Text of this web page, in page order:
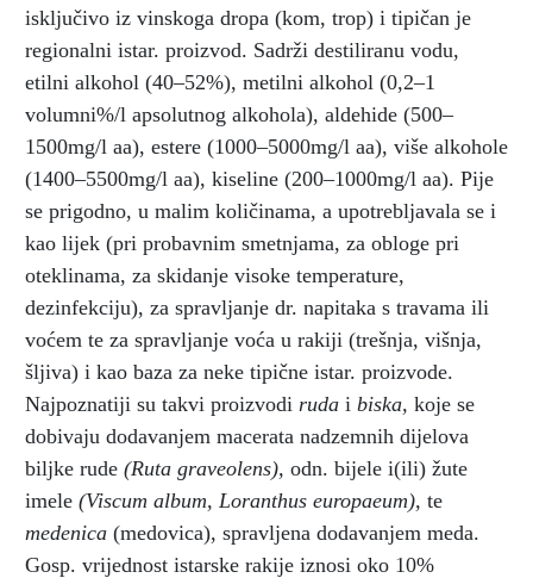
isključivo iz vinskoga dropa (kom, trop) i tipičan je
regionalni istar. proizvod. Sadrži destiliranu vodu,
etilni alkohol (40–52%), metilni alkohol (0,2–1
volumni%/l apsolutnog alkohola), aldehide (500–
1500mg/l aa), estere (1000–5000mg/l aa), više alkohole
(1400–5500mg/l aa), kiseline (200–1000mg/l aa). Pije
se prigodno, u malim količinama, a upotrebljavala se i
kao lijek (pri probavnim smetnjama, za obloge pri
oteklinama, za skidanje visoke temperature,
dezinfekciju), za spravljanje dr. napitaka s travama ili
voćem te za spravljanje voća u rakiji (trešnja, višnja,
šljiva) i kao baza za neke tipične istar. proizvode.
Najpoznatiji su takvi proizvodi ruda i biska, koje se
dobivaju dodavanjem macerata nadzemnih dijelova
biljke rude (Ruta graveolens), odn. bijele i(ili) žute
imele (Viscum album, Loranthus europaeum), te
medenica (medovica), spravljena dodavanjem meda.
Gosp. vrijednost istarske rakije iznosi oko 10%